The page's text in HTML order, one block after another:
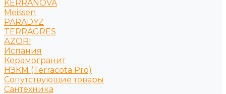
KERRANOVA
Meissen
PARADYZ
TERRAGRES
АZORI
Испания
Керамогранит
НЗКМ (Terracota Pro)
Сопутствующие товары
Сантехника